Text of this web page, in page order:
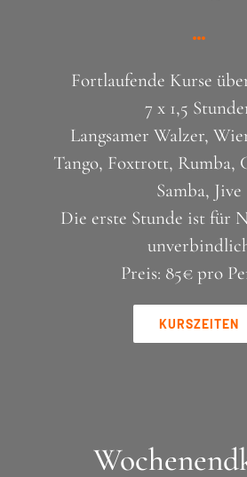
Fortlaufende Kurse
7 x 1,5
Langsamer Walzer,
Tango, Foxtrott, Rumba,
Samba, Jive
Die erste Stunde ist für
Preis: 85€ pro
KURSZEITEN